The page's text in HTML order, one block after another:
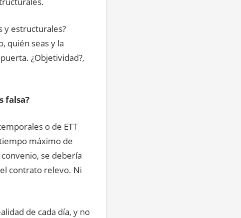
y estructurales?
quién seas y la
¿Objetividad?,
falsa?
o de ETT
máximo de
se debería
contrato relevo. Ni
de cada día, y no